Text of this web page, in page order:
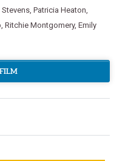
Stevens Patricia Heaton
Ritchie Montgomery, Emily